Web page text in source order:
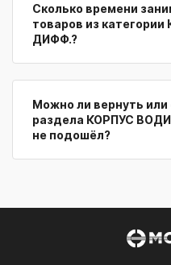
Сколько времени
товаров из
ДИФФ.?
Можно ли вернуть или
раздела КОРПУС
не подошёл?